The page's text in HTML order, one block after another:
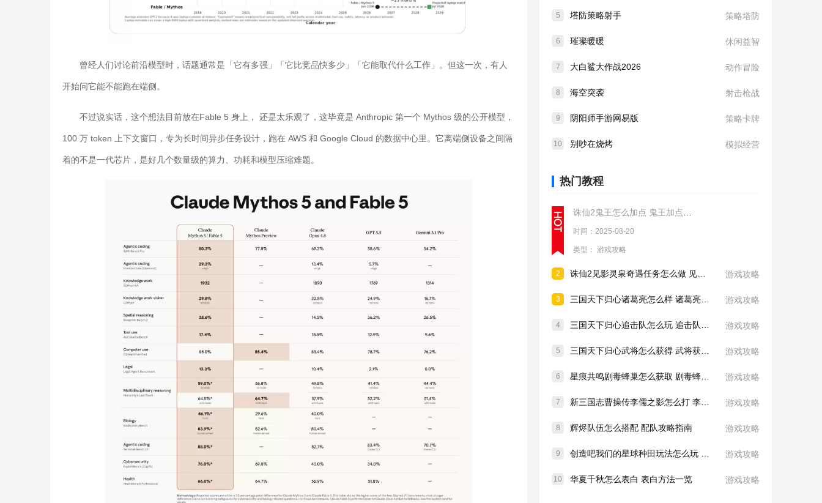
5 塔防策略射手 策略塔防
6 璀璨暖暖 休闲益智
7 大白鲨大作战2026 动作冒险
8 海空突袭 射击枪战
9 阴阳师手游网易版 策略卡牌
10 别吵在烧烤 模拟经营
热门教程
时间：2025-08-20
类型： 游戏攻略
2 游戏攻略
3 游戏攻略
4 游戏攻略
5 游戏攻略
6 游戏攻略
7 游戏攻略
8 辉烬队伍怎么搭配 配队攻略指南 游戏攻略
9 游戏攻略
10 华夏千秋怎么表白 表白方法一览 游戏攻略
曾经人们讨论前沿模型时，话题通常是「它有多强」「它比竞品快多少」「它能取代什么工作」。但这一次，有人
开始问它能不能跑在端侧。
不过说实话，这个想法目前放在Fable 5 身上， 还是太乐观了，这毕竟是 Anthropic 第一个 Mythos 级的公开模型，
100 万 token 上下文窗口，专为长时间异步任务设计，跑在 AWS 和 Google Cloud 的数据中心里。它离端侧设备之间隔
着的不是一代芯片，是好几个数量级的算力、功耗和模型压缩难题。